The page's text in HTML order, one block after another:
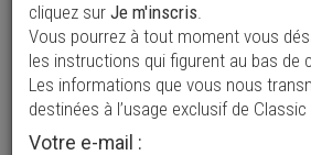
Vos annonces vues
plus de 4 millions de
Ajouter une
cliquez sur Je m'inscris.
Vous pourrez à tout moment vous
les instructions qui figurent au bas de
Les informations que vous nous
destinées à l’usage exclusif de Classic
Votre e-mail :